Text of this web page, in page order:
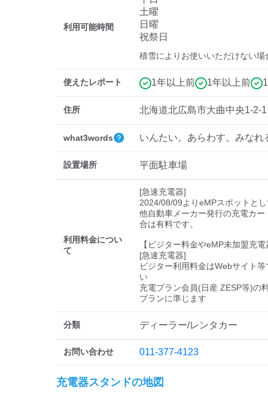
利用可能時間
土曜
日曜
祝祭日
積雪によりお使いいただけない場
使えたレポート 1年以上前 1年以上前
住所 北海道北広島市大曲中央1-2-1
what3words いんたい。あらわす。みなれ
設置場所 平面駐車場
利用料金につい
て
[急速充電器]
2024/08/09よりeMPスポットと
他自動車メーカー発行の充電カー
合は有料です。
【ビジター料金やeMP未加盟充
[急速充電器]
ビジター利用料金はWebサイト
い
充電プラン会員(日産 ZESP等)の
プランに準じます
分類 ディーラー/レンタカー
お問い合わせ 011-377-4123
充電器スタンドの地図